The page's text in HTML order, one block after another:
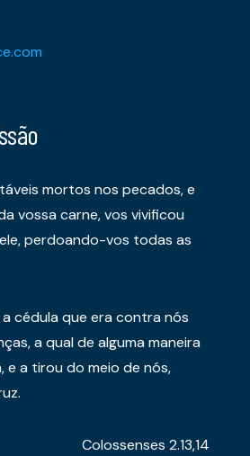
mortos nos pecados, e
vossa carne, vos vivificou
perdoando-vos todas as
cédula que era contra nós
a qual de alguma maneira
e a tirou do meio de nós,
Colossenses 2.13,14